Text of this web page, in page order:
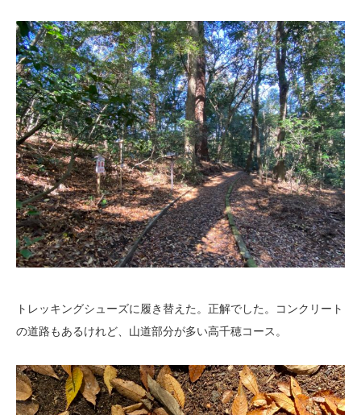
トレッキングシューズに履き替えた。正解でした。コンクリート
の道路もあるけれど、山道部分が多い高千穂コース。